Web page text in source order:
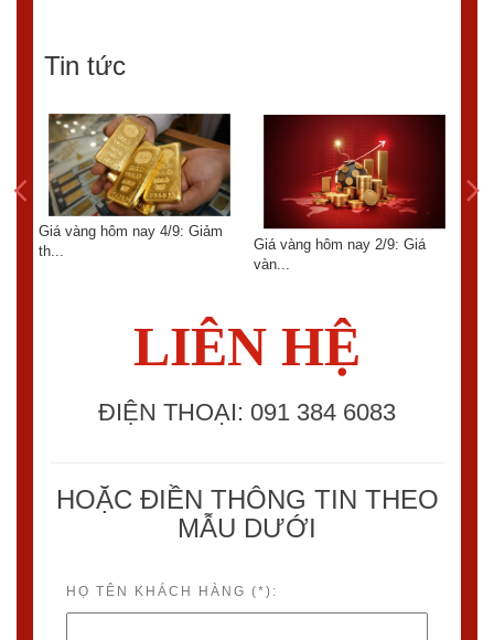
Tin tức
Giá vàng hôm nay 4/9: Giảm
th...
Giá vàng hôm nay 2/9: Giá
vàn...
LIÊN HỆ
ĐIỆN THOẠI: 091 384 6083
HOẶC ĐIỀN THÔNG TIN THEO
MẪU DƯỚI
HỌ TÊN KHÁCH HÀNG (*):